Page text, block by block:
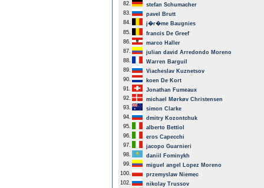
82.
stefan Schumacher
83.
pavel Brutt
84.
j�r�me Baugnies
85.
francis De Greef
86.
marco Haller
87.
julian david Arredondo Moreno
88.
Warren Barguil
89.
Viacheslav Kuznetsov
90.
koen De Kort
91.
Jonathan Fumeaux
92.
michael Mørkøv Christensen
93.
simon Clarke
94.
dmitry Kozontchuk
95.
alberto Bettiol
96.
eros Capecchi
97.
jacopo Guarnieri
98.
daniil Fominykh
99.
miguel angel Lopez Moreno
100.
przemyslaw Niemec
102.
nikolay Trussov